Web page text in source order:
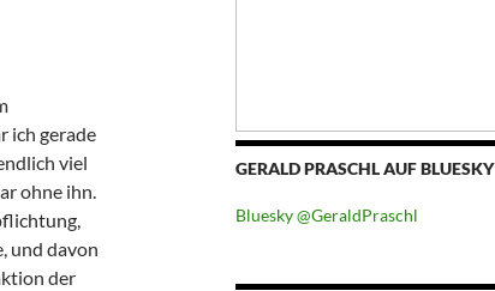
ich gerade
viel
ohne ihn.
und davon
der
GERALD PRASCHL AUF BLUESKY
Bluesky @GeraldPraschl